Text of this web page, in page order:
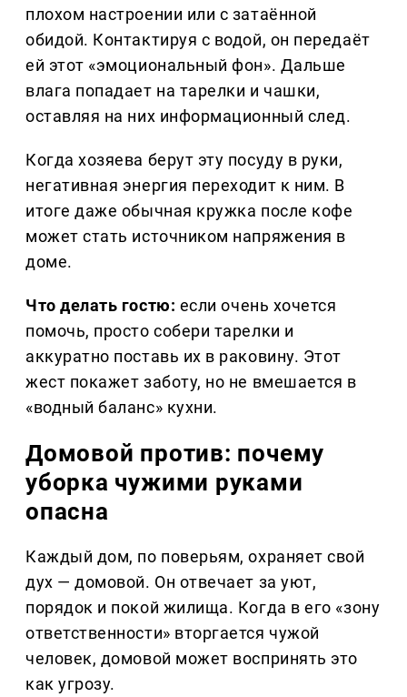
плохом настроении или с затаённой
обидой. Контактируя с водой, он передаёт
ей этот «эмоциональный фон». Дальше
влага попадает на тарелки и чашки,
оставляя на них информационный след.
Когда хозяева берут эту посуду в руки,
негативная энергия переходит к ним. В
итоге даже обычная кружка после кофе
может стать источником напряжения в
доме.
Что делать гостю: если очень хочется
помочь, просто собери тарелки и
аккуратно поставь их в раковину. Этот
жест покажет заботу, но не вмешается в
«водный баланс» кухни.
Домовой против: почему
уборка чужими руками
опасна
Каждый дом, по поверьям, охраняет свой
дух — домовой. Он отвечает за уют,
порядок и покой жилища. Когда в его «зону
ответственности» вторгается чужой
человек, домовой может воспринять это
как угрозу.